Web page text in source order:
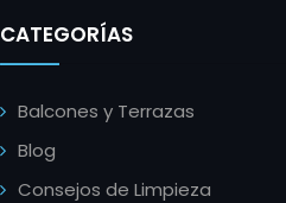
CATEGORÍAS
Balcones y Terrazas
Blog
Consejos de Limpieza